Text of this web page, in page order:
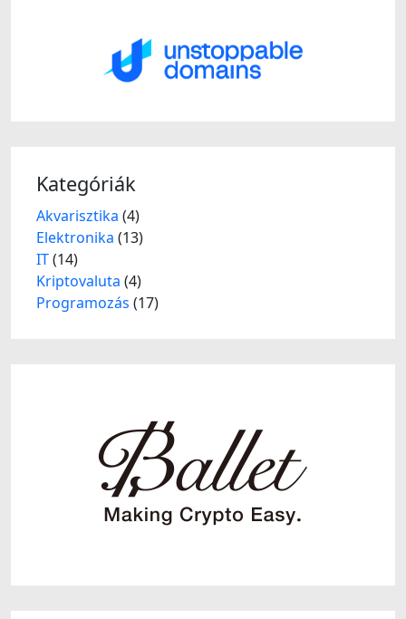
Kategóriák
Akvarisztika (4)
Elektronika (13)
IT(14)
Kriptovaluta (4)
Programozás (17)